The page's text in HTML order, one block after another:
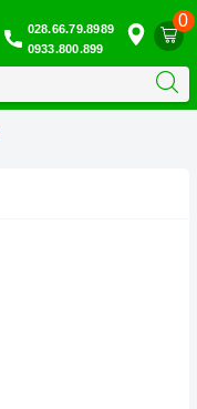
0
028.66.79.8989
0933.800.899